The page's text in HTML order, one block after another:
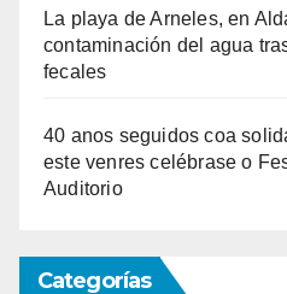
La playa de Arneles, en
contaminación del agua
fecales
40 anos seguidos coa
este venres celébrase o
Auditorio
Categorías